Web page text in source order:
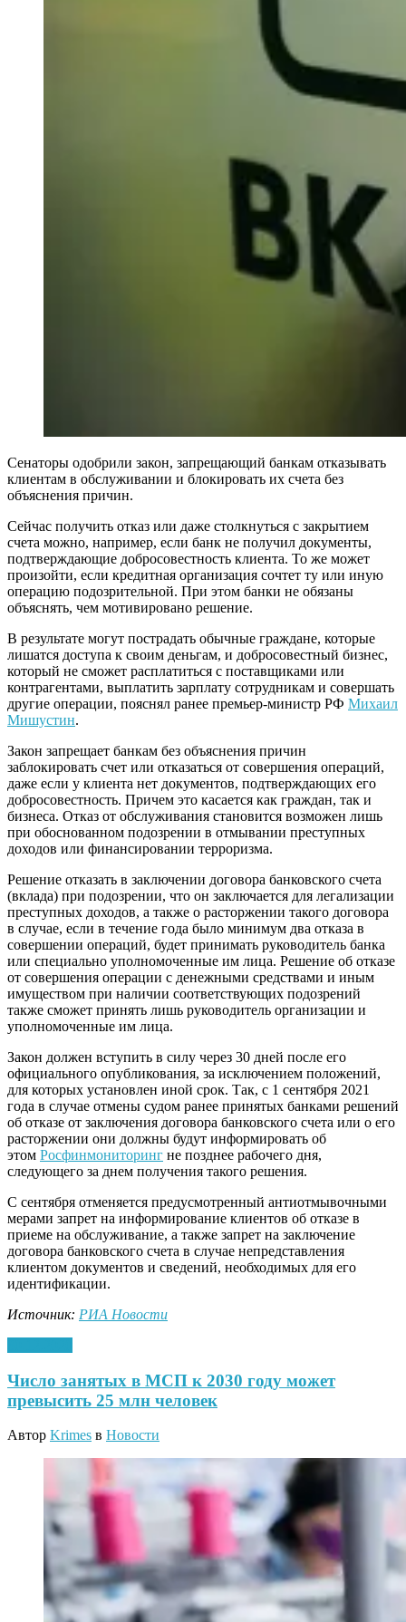
Сенаторы одобрили закон, запрещающий банкам отказывать
клиентам в обслуживании и блокировать их счета без
объяснения причин.
Сейчас получить отказ или даже столкнуться с закрытием
счета можно, например, если банк не получил документы,
подтверждающие добросовестность клиента. То же может
произойти, если кредитная организация сочтет ту или иную
операцию подозрительной. При этом банки не обязаны
объяснять, чем мотивировано решение.
В результате могут пострадать обычные граждане, которые
лишатся доступа к своим деньгам, и добросовестный бизнес,
который не сможет расплатиться с поставщиками или
контрагентами, выплатить зарплату сотрудникам и совершать
другие операции, пояснял ранее премьер-министр РФ Михаил
Мишустин.
Закон запрещает банкам без объяснения причин
заблокировать счет или отказаться от совершения операций,
даже если у клиента нет документов, подтверждающих его
добросовестность. Причем это касается как граждан, так и
бизнеса. Отказ от обслуживания становится возможен лишь
при обоснованном подозрении в отмывании преступных
доходов или финансировании терроризма.
Решение отказать в заключении договора банковского счета
(вклада) при подозрении, что он заключается для легализации
преступных доходов, а также о расторжении такого договора
в случае, если в течение года было минимум два отказа в
совершении операций, будет принимать руководитель банка
или специально уполномоченные им лица. Решение об отказе
от совершения операции с денежными средствами и иным
имуществом при наличии соответствующих подозрений
также сможет принять лишь руководитель организации и
уполномоченные им лица.
Закон должен вступить в силу через 30 дней после его
официального опубликования, за исключением положений,
для которых установлен иной срок. Так, с 1 сентября 2021
года в случае отмены судом ранее принятых банками решений
об отказе от заключения договора банковского счета или о его
расторжении они должны будут информировать об
этом Росфинмониторинг не позднее рабочего дня,
следующего за днем получения такого решения.
С сентября отменяется предусмотренный антиотмывочными
мерами запрет на информирование клиентов об отказе в
приеме на обслуживание, а также запрет на заключение
договора банковского счета в случае непредставления
клиентом документов и сведений, необходимых для его
идентификации.
Источник: РИА Новости
Число занятых в МСП к 2030 году может
превысить 25 млн человек
Автор Krimes в Новости